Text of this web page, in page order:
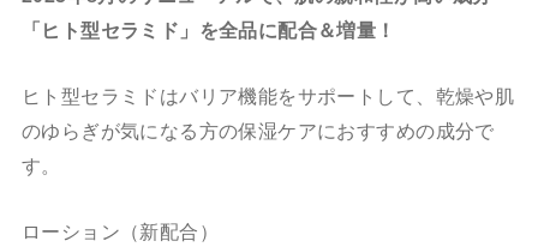
「ヒト型セラミド」を全品に配合＆増量！
ヒト型セラミドはバリア機能をサポートして、乾燥や肌
のゆらぎが気になる方の保湿ケアにおすすめの成分で
す。
ローション（新配合）